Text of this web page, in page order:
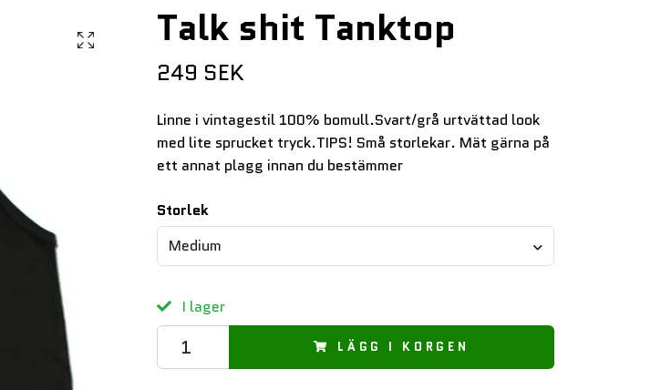
Talk shit Tanktop
249 SEK
Linne i vintagestil 100% bomull.Svart/grå urtvättad look
med lite sprucket tryck.TIPS! Små storlekar. Mät gärna på
ett annat plagg innan du bestämmer
Storlek
Medium
I lager
LÄGG I KORGEN